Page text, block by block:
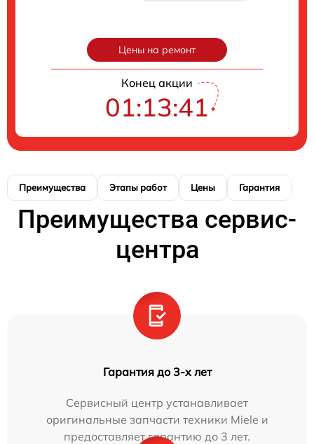
Цены на ремонт
Конец акции
01:13:40
Преимущества Этапы работ Цены Гарантия
Преимущества сервис-
центра
Гарантия до 3-х лет
Сервисный центр устанавливает
оригинальные запчасти техники Miele и
предоставляет гарантию до 3 лет.